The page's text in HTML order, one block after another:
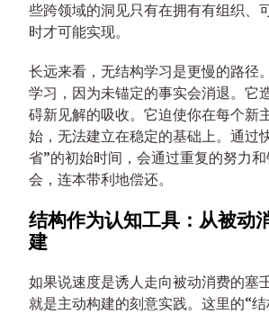
些跨领域的洞见只有在拥有有组织、
时才可能实现。
长远来看，无结构学习是更慢的路径
学习，因为未锚定的事实会消退。它
碍新见解的吸收。它迫使你在每个新
始，无法建立在稳定的基础上。通过
省”的初始时间，会通过重复的努力
会，连本带利地偿还。
结构作为认知工具：从被动
建
如果说速度是诱人走向被动消费的塞
就是主动构建的刻意实践。这里的“